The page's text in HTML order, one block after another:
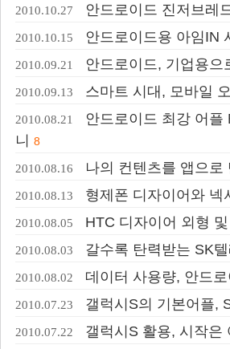
2010.10.27 안드로이드 진저브레
2010.10.15 안드로이드용 아임IN
2010.09.21 안드로이드, 기업용으
2010.09.13 스마트 시대, 모바일
2010.08.21
안드로이드 최강 어
니 8
2010.08.16 나의 컨텐츠를 앱으
2010.08.13 형제폰 디자이어와
2010.08.05 HTC 디자이어 외형
2010.08.03 갈수록 탄력받는 SK
2010.08.02 데이터 사용량, 안드
2010.07.23 갤럭시S의 기본어플,
2010.07.22 갤럭시S 활용, 시작은